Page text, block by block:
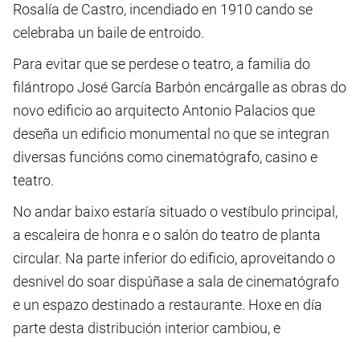
Rosalía de Castro, incendiado en 1910 cando se
celebraba un baile de entroido.
Para evitar que se perdese o teatro, a familia do
filántropo José García Barbón encárgalle as obras do
novo edificio ao arquitecto Antonio Palacios que
deseña un edificio monumental no que se integran
diversas funcións como cinematógrafo, casino e
teatro.
No andar baixo estaría situado o vestíbulo principal,
a escaleira de honra e o salón do teatro de planta
circular. Na parte inferior do edificio, aproveitando o
desnivel do soar dispúñase a sala de cinematógrafo
e un espazo destinado a restaurante. Hoxe en día
parte desta distribución interior cambiou, e